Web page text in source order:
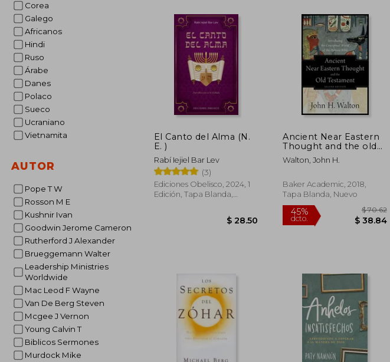
Corea
Galego
Africanos
Hindi
Ruso
Árabe
Danes
Polaco
Sueco
Ucraniano
Vietnamita
AUTOR
Pope T W
Rosson M E
Kushnir Ivan
Goodwin Jerome Cameron
Rutherford J Alexander
Brueggemann Walter
Leadership Ministries
Worldwide
Mac Leod F Wayne
Van De Berg Steven
Mcgee J Vernon
Young Calvin T
Biblicos Sermones
Murdock Mike
dcto. dcto.
El Canto del Alma (N.
E. )
Rabí Iejiel Bar Lev
(3)
Ediciones Obelisco, 2024, 1
Edición, Tapa Blanda,
Ancient Near Eastern
Thought and the old
Testament:
Introducing the
the Hebrew Bible
(Paperback) (en
Walton, John H.
Baker Academic, 2018,
Tapa Blanda, Nuevo
45%
dcto.